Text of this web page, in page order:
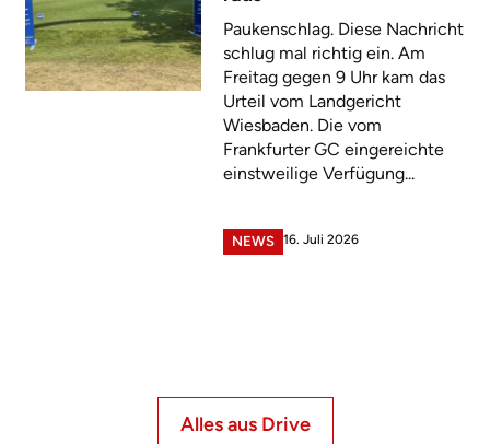
Paukenschlag. Diese Nachricht
schlug mal richtig ein. Am
Freitag gegen 9 Uhr kam das
Urteil vom Landgericht
Wiesbaden. Die vom
Frankfurter GC eingereichte
einstweilige Verfügung...
NEWS 16. Juli 2026
Alles aus Drive